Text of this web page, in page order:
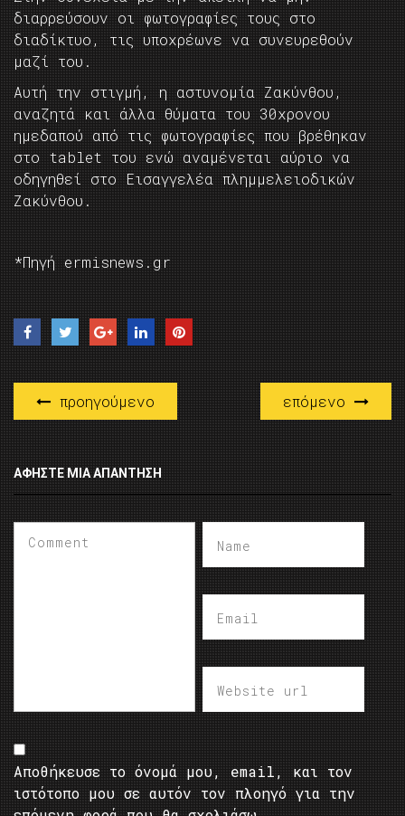
διαρρεύσουν οι φωτογραφίες τους στο
διαδίκτυο, τις υποχρέωνε να συνευρεθούν
μαζί του.
Αυτή την στιγμή, η αστυνομία Ζακύνθου,
αναζητά και άλλα θύματα του 30χρονου
ημεδαπού από τις φωτογραφίες που βρέθηκαν
στο tablet του ενώ αναμένεται αύριο να
οδηγηθεί στο Εισαγγελέα πλημμελειοδικών
Ζακύνθου.
*Πηγή ermisnews.gr
προηγούμενο επόμενο
ΑΦΉΣΤΕ ΜΙΑ ΑΠΆΝΤΗΣΗ
Αποθήκευσε το όνομά μου, email, και τον
ιστότοπο μου σε αυτόν τον πλοηγό για την